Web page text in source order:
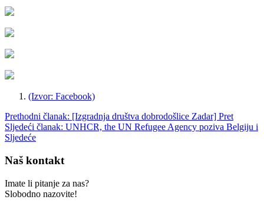
(Izvor: Facebook)
Prethodni članak: [Izgradnja društva dobrodošlice Zadar] Pret
Sljedeći članak: UNHCR, the UN Refugee Agency poziva Belgiju i
Sljedeće
Naš kontakt
Imate li pitanje za nas?
Slobodno nazovite!